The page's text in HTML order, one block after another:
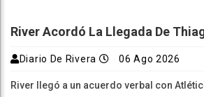
River Acordó La Llegada De
Diario De Rivera 06 Ago 2026
River llegó a un acuerdo verbal con